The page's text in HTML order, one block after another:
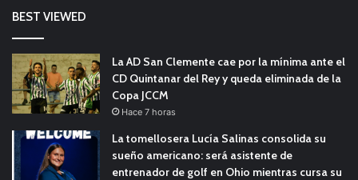
BEST VIEWED
La AD San Clemente cae por la mínima ante el
CD Quintanar del Rey y queda eliminada de la
Copa JCCM
Hace 7 horas
La tomellosera Lucía Salinas consolida su
sueño americano: será asistente de
entrenador de golf en Ohio mientras cursa su